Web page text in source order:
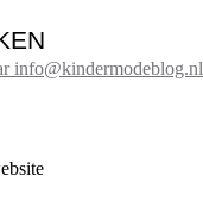
info@kindermodeblog.nl